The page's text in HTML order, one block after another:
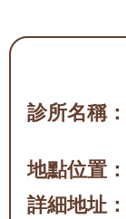
診所名稱：
地點位置：
詳細地址：